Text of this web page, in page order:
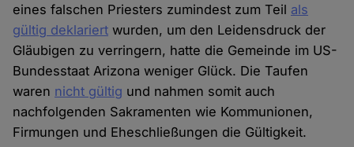
eines falschen Priesters zumindest zum Teil als
gültig deklariert wurden, um den Leidensdruck der
Gläubigen zu verringern, hatte die Gemeinde im US-
Bundesstaat Arizona weniger Glück. Die Taufen
waren nicht gültig und nahmen somit auch
nachfolgenden Sakramenten wie Kommunionen,
Firmungen und Eheschließungen die Gültigkeit.